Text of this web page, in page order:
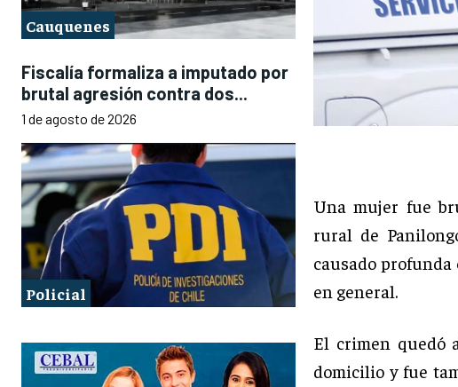
Cauquenes
Fiscalía formaliza a imputado por
brutal agresión contra dos...
1 de agosto de 2026
Policial
Una mujer fue
rural de
causado
en general.
El crimen quedó
domicilio y fue